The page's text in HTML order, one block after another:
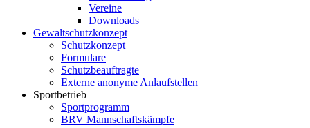
Vereine
Downloads
Gewaltschutzkonzept
Schutzkonzept
Formulare
Schutzbeauftragte
Externe anonyme Anlaufstellen
Sportbetrieb
Sportprogramm
BRV Mannschaftskämpfe